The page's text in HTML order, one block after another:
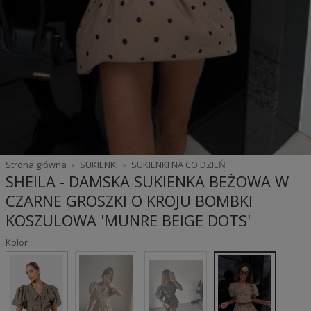
Strona główna SUKIENKI SUKIENKI NA CO DZIEŃ
SHEILA - DAMSKA SUKIENKA BEŻOWA W
CZARNE GROSZKI O KROJU BOMBKI
KOSZULOWA 'MUNRE BEIGE DOTS'
Kolor